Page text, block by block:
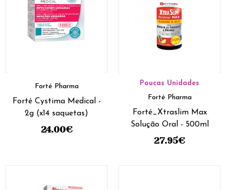
Forté Pharma
Forté Cystima Medical -
2g (x14 saquetas)
24.00€
Poucas Unidades
Forté Pharma
Forté_Xtraslim Max
Solução Oral - 500ml
27.95€